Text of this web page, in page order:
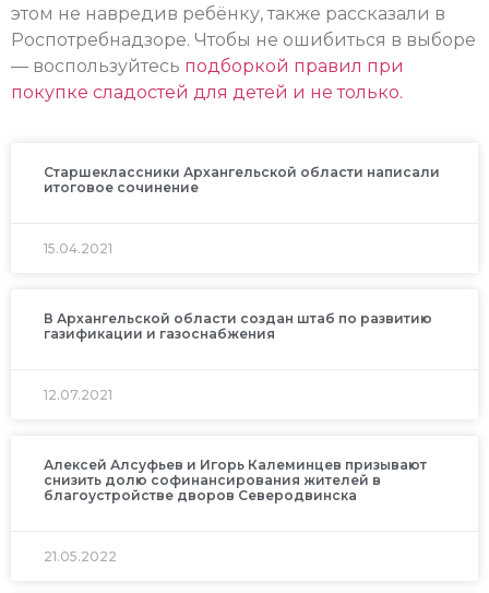
этом не навредив ребёнку, также рассказали в
Роспотребнадзоре. Чтобы не ошибиться в выборе
— воспользуйтесь подборкой правил при
покупке сладостей для детей и не только.
Старшеклассники Архангельской области написали
итоговое сочинение
15.04.2021
В Архангельской области создан штаб по развитию
газификации и газоснабжения
12.07.2021
Алексей Алсуфьев и Игорь Калеминцев призывают
снизить долю софинансирования жителей в
благоустройстве дворов Северодвинска
21.05.2022